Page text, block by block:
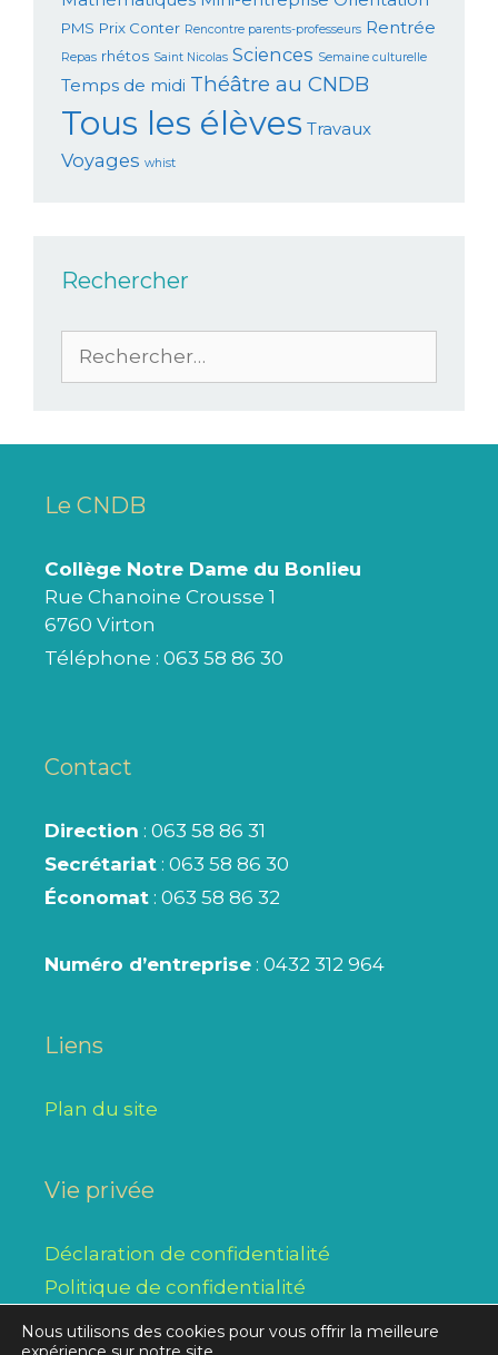
PMS Prix Conter Rencontre parents-professeurs Rentrée
Repas rhétos Saint Nicolas Sciences Semaine culturelle
Temps de midi Théâtre au CNDB
Tous les élèves Travaux
Voyages whist
Rechercher
Le CNDB
Collège Notre Dame du Bonlieu
Rue Chanoine Crousse 1
6760 Virton
Téléphone : 063 58 86 30
Contact
Direction : 063 58 86 31
Secrétariat : 063 58 86 30
Économat : 063 58 86 32
Numéro d’entreprise : 0432 312 964
Liens
Plan du site
Vie privée
Déclaration de confidentialité
Politique de confidentialité
Nous utilisons des cookies pour vous offrir la meilleure